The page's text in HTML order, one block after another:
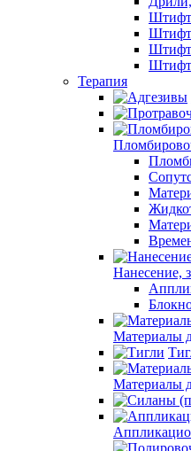
Терапия
Нанесение,
Материалы
Материалы